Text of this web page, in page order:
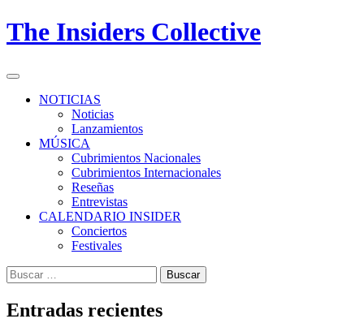
Skip
to
The Insiders Collective
Primary
NOTICIAS
Noticias
Lanzamientos
MÚSICA
Cubrimientos Nacionales
Cubrimientos Internacionales
Reseñas
Entrevistas
CALENDARIO INSIDER
Conciertos
Festivales
Buscar:
Entradas recientes